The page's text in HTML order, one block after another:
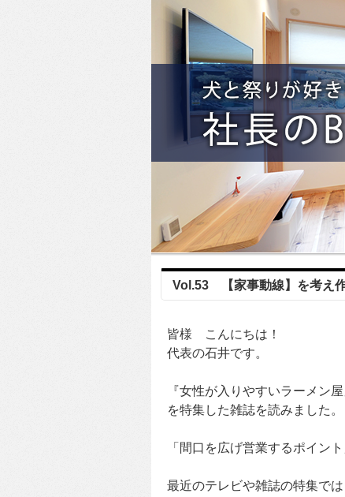
Vol.53 【家事動線】を考え
皆様 こんにちは！
代表の石井です。
『女性が入りやすいラーメン屋
を特集した雑誌を読みました。
「間口を広げ営業するポイン
最近のテレビや雑誌の特集では